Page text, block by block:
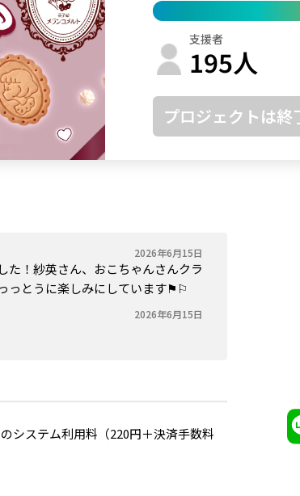
支援者
195人
プロジェクトは終
2026年6月15日
た！紗英さん、おこちゃんさんクラ
っとうに楽しみにしています⚑︎⚐︎
2026年6月15日
システム利用料（220円＋決済手数料